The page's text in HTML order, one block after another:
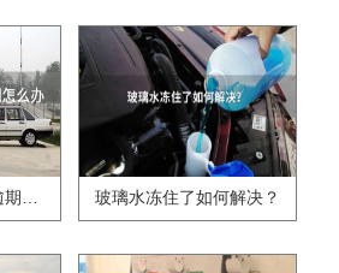
驾驶证到期没有换,逾期怎么办?? 玻璃水冻住了如何解决？